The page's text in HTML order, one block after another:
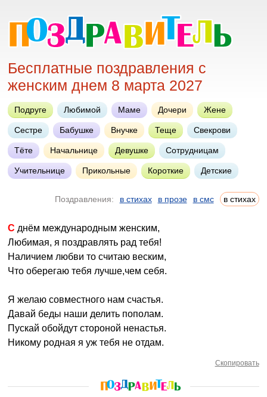
Бесплатные поздравления с
женским днем 8 марта 2027
Подруге Любимой Маме Дочери Жене
Сестре Бабушке Внучке Теще Свекрови
Тёте Начальнице Девушке Сотрудницам
Учительнице Прикольные Короткие Детские
Поздравления: в стихах в прозе в смс в стихах
С днём международным женским,
Любимая, я поздравлять рад тебя!
Наличием любви то считаю веским,
Что оберегаю тебя лучше,чем себя.
Я желаю совместного нам счастья.
Давай беды наши делить пополам.
Пускай обойдут стороной ненастья.
Никому родная я уж тебя не отдам.
Скопировать